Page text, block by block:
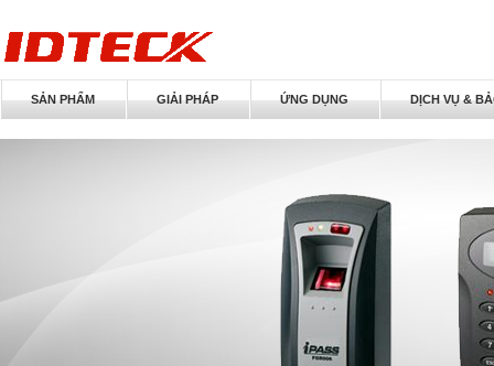
SẢN PHẨM GIẢI PHÁP ỨNG DỤNG DỊCH VỤ &